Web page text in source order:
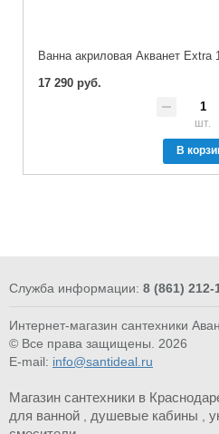
Ванна акриловая Акванет Extra
17 290 руб.
шт.
В
Служба информации: 8 (861) 212-
Интернет-магазин сантехники
© Все права защищены. 2026
E-mail: info@santideal.ru
Магазин сантехники в
для ванной
душевые кабины